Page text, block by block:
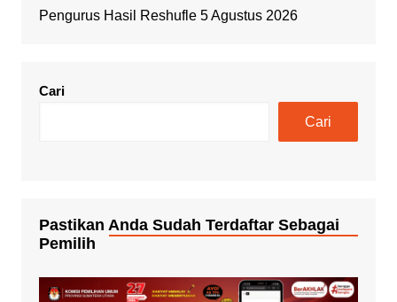
Pengurus Hasil Reshufle 5 Agustus 2026
Cari
Cari
Pastikan Anda Sudah Terdaftar Sebagai
Pemilih